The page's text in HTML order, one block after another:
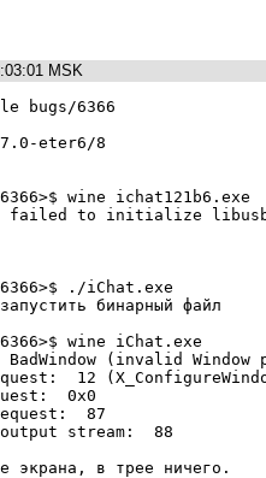
MSK
bugs/6366
eter6/8
wine ichat121b6.exe
failed to initialize
./iChat.exe
бинарный файл
wine iChat.exe
(invalid Window
экрана, в трее ничего.